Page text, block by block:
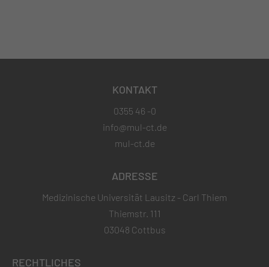
KONTAKT
0355 46 -0
info@mul-ct.de
mul-ct.de
ADRESSE
Medizinische Universität Lausitz - Carl Thiem
Thiemstr. 111
03048 Cottbus
RECHTLICHES